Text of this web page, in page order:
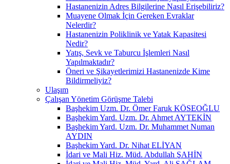
Hastanenizin Adres Bilgilerine Nasıl Erişebiliriz?
Muayene Olmak İçin Gereken Evraklar
Nelerdir?
Hastanenizin Poliklinik ve Yatak Kapasitesi
Nedir?
Yatış, Sevk ve Taburcu İşlemleri Nasıl
Yapılmaktadır?
Öneri ve Şikayetlerimizi Hastanenizde Kime
Bildirmeliyiz?
Ulaşım
Çalışan Yönetim Görüşme Talebi
Başhekim Uzm. Dr. Ömer Faruk KÖSEOĞLU
Başhekim Yard. Uzm. Dr. Ahmet AYTEKİN
Başhekim Yard. Uzm. Dr. Muhammet Numan
AYDIN
Başhekim Yard. Dr. Nihat ELİYAN
İdari ve Mali Hiz. Müd. Abdullah ŞAHİN